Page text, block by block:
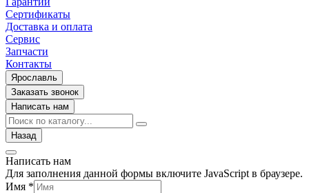
Сертификаты
Доставка и оплата
Сервис
Запчасти
Контакты
Ярославль
Заказать звонок
Написать нам
Назад
Написать нам
Для заполнения данной формы включите JavaScript в браузере.
Имя *